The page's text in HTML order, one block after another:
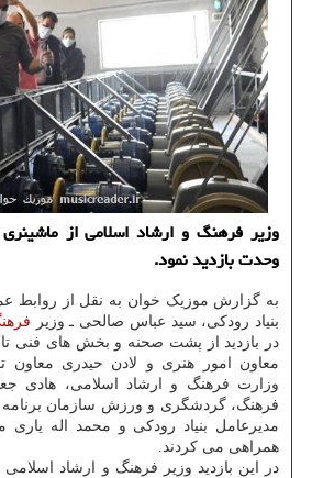
وزیر فرهنگ و ارشاد اسلامی از
وحدت بازدید نمود.
به گزارش موزیک خوان به نقل از روابط
بنیاد رودکی، سید عباس صالحی ـ وزیر
در بازدید از پشت صحنه و بخش های فنی
معاون امور هنری و لادن حیدری معاون
وزارت فرهنگ و ارشاد اسلامی، هادی
فرهنگ، گردشگری و ورزش سازمان
مدیرعامل بنیاد رودکی و محمد اله
همراهی می کردند.
در این بازدید وزیر فرهنگ و ارشاد